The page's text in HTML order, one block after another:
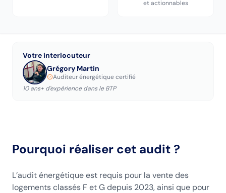
et actionnables
Votre interlocuteur
Grégory Martin
Auditeur énergétique certifié
10 ans+ d'expérience dans le BTP
Pourquoi réaliser cet audit ?
L’audit énergétique est requis pour la vente des
logements classés F et G depuis 2023, ainsi que pour